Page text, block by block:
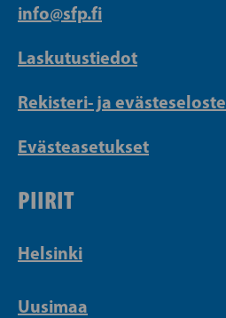
info@sfp.fi
Laskutustiedot
Rekisteri- ja evästeseloste
Evästeasetukset
PIIRIT
Helsinki
Uusimaa